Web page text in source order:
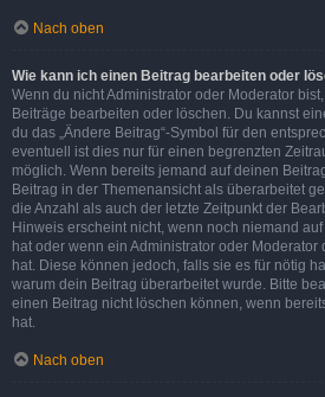
Nach oben
Wie kann ich einen Beitrag bearbeiten oder
Wenn du nicht Administrator oder Moderator
Beiträge bearbeiten oder löschen. Du kannst
du das „Ändere Beitrag“-Symbol für den
eventuell ist dies nur für einen begrenzten
möglich. Wenn bereits jemand auf deinen
Beitrag in der Themenansicht als überarbeitet
die Anzahl als auch der letzte Zeitpunkt der
Hinweis erscheint nicht, wenn noch niemand
hat oder wenn ein Administrator oder
hat. Diese können jedoch, falls sie es für nötig
warum dein Beitrag überarbeitet wurde. Bitte
einen Beitrag nicht löschen können, wenn
hat.
Nach oben